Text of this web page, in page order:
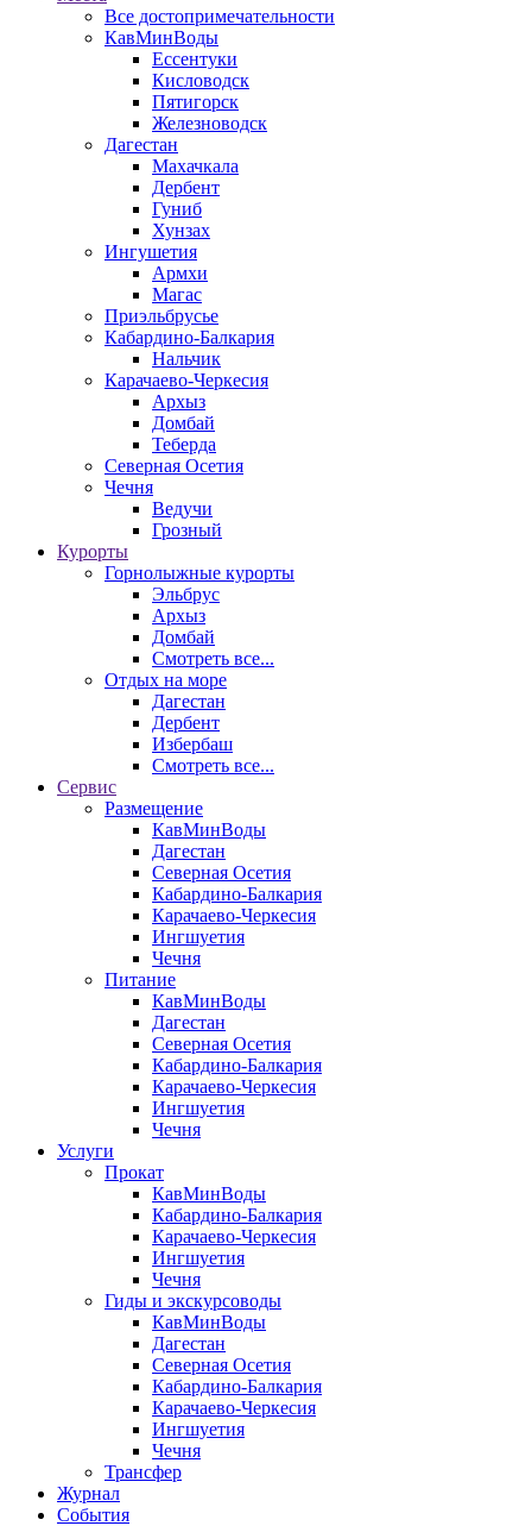
Все достопримечательности
КавМинВоды
Ессентуки
Кисловодск
Пятигорск
Железноводск
Дагестан
Махачкала
Дербент
Гуниб
Хунзах
Ингушетия
Армхи
Магас
Приэльбрусье
Кабардино-Балкария
Нальчик
Карачаево-Черкесия
Архыз
Домбай
Теберда
Северная Осетия
Чечня
Ведучи
Грозный
Курорты
Горнолыжные курорты
Эльбрус
Архыз
Домбай
Смотреть все...
Отдых на море
Дагестан
Дербент
Избербаш
Смотреть все...
Сервис
Размещение
КавМинВоды
Дагестан
Северная Осетия
Кабардино-Балкария
Карачаево-Черкесия
Ингшуетия
Чечня
Питание
КавМинВоды
Дагестан
Северная Осетия
Кабардино-Балкария
Карачаево-Черкесия
Ингшуетия
Чечня
Услуги
Прокат
КавМинВоды
Кабардино-Балкария
Карачаево-Черкесия
Ингшуетия
Чечня
Гиды и экскурсоводы
КавМинВоды
Дагестан
Северная Осетия
Кабардино-Балкария
Карачаево-Черкесия
Ингшуетия
Чечня
Трансфер
Журнал
События